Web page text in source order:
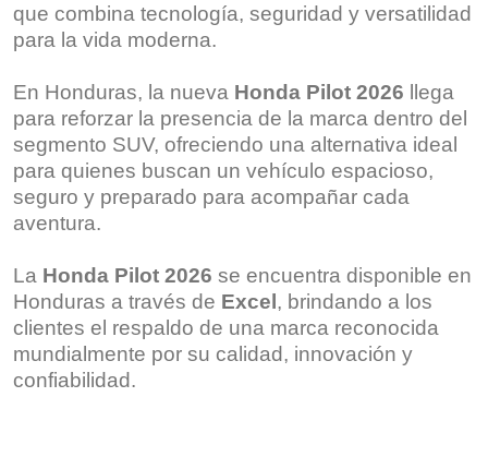
que combina tecnología, seguridad y versatilidad
para la vida moderna.
En Honduras, la nueva Honda Pilot 2026 llega
para reforzar la presencia de la marca dentro del
segmento SUV, ofreciendo una alternativa ideal
para quienes buscan un vehículo espacioso,
seguro y preparado para acompañar cada
aventura.
La Honda Pilot 2026 se encuentra disponible en
Honduras a través de Excel, brindando a los
clientes el respaldo de una marca reconocida
mundialmente por su calidad, innovación y
confiabilidad.